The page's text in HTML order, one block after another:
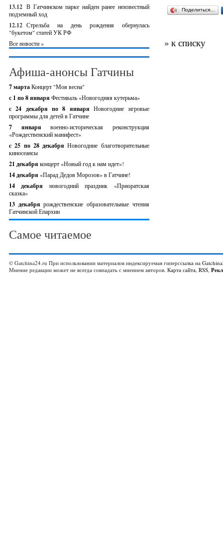
13.12 В Гатчинском парке найден ранее неизвестный
подземный ход
12.12 Стрельба на день рождения обернулась
"букетом" статей УК РФ
Все новости »
Афиша-анонсы Гатчины
7 мартаКонцерт "Моя весна"
с 1 по 8 января Фестиваль «Новогодняя кутерьма»
с 24 декабря по 8 январяНовогодние игровые
программы для детей в Гатчине
7 январявоенно-историческая реконструкция
«Рождественский манифест»
c 25 по 28 декабряНовогодние благотворительные
киносеансы
21 декабря концерт «Новый год к нам идет»!
14 декабря «Парад Дедов Морозов» в Гатчине!
14 декабря новогодний праздник «Приоратская
сказка»
13 декабрярождественские образовательные чтения
Гатчинской Епархии
Самое читаемое
Поделиться…
» к списку
© Gatchina24.ru При использовании материалов индексируемая гиперссылка на
Мнение редакции может не всегда совпадать с мнением авторов. Карта сайта, RSS,